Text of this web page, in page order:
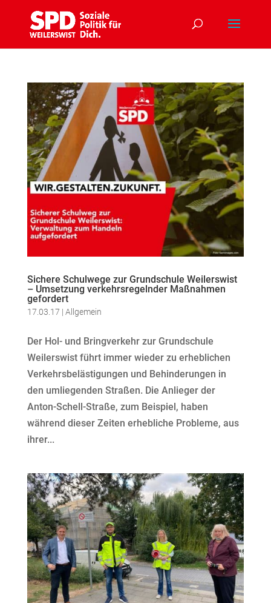
Sichere Schulwege zur Grundschule Weilerswist
– Umsetzung verkehrsregelnder Maßnahmen
gefordert
17.03.17 | Allgemein
Der Hol- und Bringverkehr zur Grundschule
Weilerswist führt immer wieder zu erheblichen
Verkehrsbelästigungen und Behinderungen in
den umliegenden Straßen. Die Anlieger der
Anton-Schell-Straße, zum Beispiel, haben
während dieser Zeiten erhebliche Probleme, aus
ihrer...